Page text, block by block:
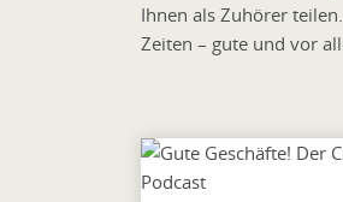
Ihnen als Zuhörer
Zeiten – gute und vor